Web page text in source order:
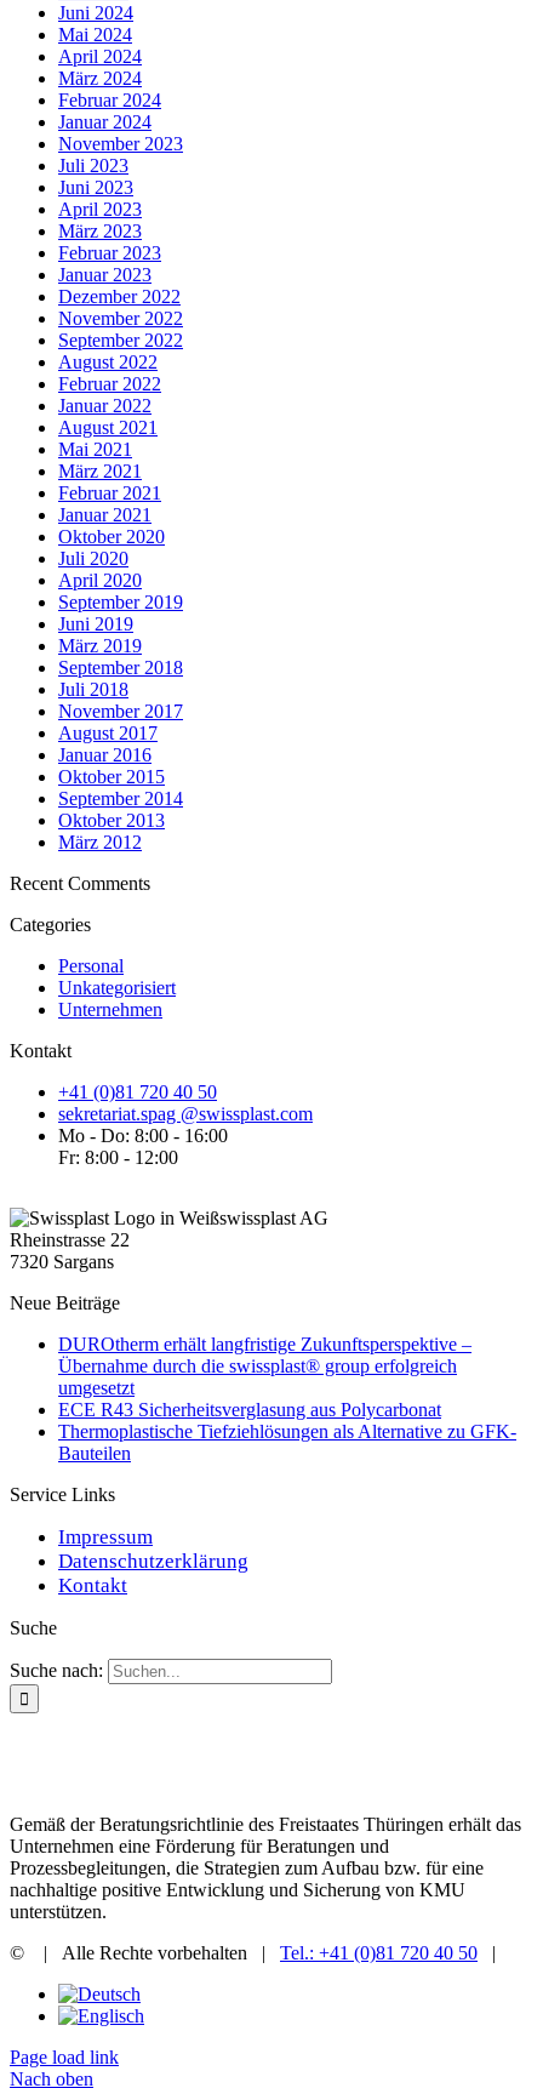
Juni 2024
Mai 2024
April 2024
März 2024
Februar 2024
Januar 2024
November 2023
Juli 2023
Juni 2023
April 2023
März 2023
Februar 2023
Januar 2023
Dezember 2022
November 2022
September 2022
August 2022
Februar 2022
Januar 2022
August 2021
Mai 2021
März 2021
Februar 2021
Januar 2021
Oktober 2020
Juli 2020
April 2020
September 2019
Juni 2019
März 2019
September 2018
Juli 2018
November 2017
August 2017
Januar 2016
Oktober 2015
September 2014
Oktober 2013
März 2012
Recent Comments
Categories
Personal
Unkategorisiert
Unternehmen
Kontakt
+41 (0)81 720 40 50
sekretariat.spag @swissplast.com
Mo - Do: 8:00 - 16:00
Fr: 8:00 - 12:00
swissplast AG
Rheinstrasse 22
7320 Sargans
Neue Beiträge
DUROtherm erhält langfristige Zukunftsperspektive –
Übernahme durch die swissplast® group erfolgreich
umgesetzt
ECE R43 Sicherheitsverglasung aus Polycarbonat
Thermoplastische Tiefziehlösungen als Alternative zu GFK-
Bauteilen
Service Links
Impressum
Datenschutzerklärung
Kontakt
Suche
Suche nach:
Gemäß der Beratungsrichtlinie des Freistaates Thüringen erhält das
Unternehmen eine Förderung für Beratungen und
Prozessbegleitungen, die Strategien zum Aufbau bzw. für eine
nachhaltige positive Entwicklung und Sicherung von KMU
unterstützen.
©
| Alle Rechte vorbehalten | Tel.: +41 (0)81 720 40 50 |
Page load link
Nach oben